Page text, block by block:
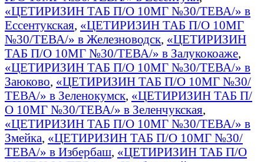
«ЦЕТИРИЗИН ТАБ П/О 10МГ №30/ТЕВА/» в
Ессентукская, «ЦЕТИРИЗИН ТАБ П/О 10МГ
№30/ТЕВА/» в Железноводск, «ЦЕТИРИЗИН
ТАБ П/О 10МГ №30/ТЕВА/» в Залукокоаже,
«ЦЕТИРИЗИН ТАБ П/О 10МГ №30/ТЕВА/» в
Заюково, «ЦЕТИРИЗИН ТАБ П/О 10МГ №30/
ТЕВА/» в Зеленокумск, «ЦЕТИРИЗИН ТАБ П/
О 10МГ №30/ТЕВА/» в Зеленчукская,
«ЦЕТИРИЗИН ТАБ П/О 10МГ №30/ТЕВА/» в
Змейка, «ЦЕТИРИЗИН ТАБ П/О 10МГ №30/
ТЕВА/» в Избербаш, «ЦЕТИРИЗИН ТАБ П/О